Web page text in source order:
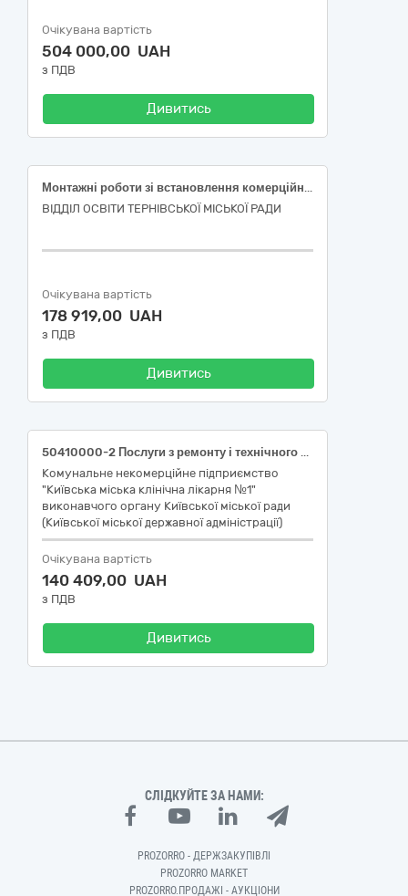
Очікувана вартість
504 000,00 UAH
з ПДВ
Дивитись
Монтажні роботи зі встановлення комерційного вузла обліку теплової енергії на об'єкті КЗПО ЦДЮТ за адресою: Дніпропетровська обл., місто Тернівка, вул. Сергія Маркова, буд. 8
ВІДДІЛ ОСВІТИ ТЕРНІВСЬКОЇ МІСЬКОЇ РАДИ
Очікувана вартість
178 919,00 UAH
з ПДВ
Дивитись
50410000-2 Послуги з ремонту і технічного обслуговування вимірювальних, випробувальних і контрольних приладів
Комунальне некомерційне підприємство
"Київська міська клінічна лікарня №1"
виконавчого органу Київської міської ради
(Київської міської державної адміністрації)
Очікувана вартість
140 409,00 UAH
з ПДВ
Дивитись
СЛІДКУЙТЕ ЗА НАМИ:
PROZORRO - ДЕРЖЗАКУПІВЛІ
PROZORRO MARKET
PROZORRO.ПРОДАЖІ - АУКЦІОНИ